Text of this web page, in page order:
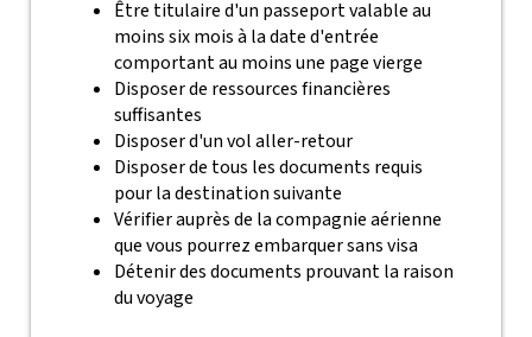
Être titulaire d'un passeport valable au
moins six mois à la date d'entrée
comportant au moins une page vierge
Disposer de ressources financières
suffisantes
Disposer d'un vol aller-retour
Disposer de tous les documents requis
pour la destination suivante
Vérifier auprès de la compagnie aérienne
que vous pourrez embarquer sans visa
Détenir des documents prouvant la raison
du voyage